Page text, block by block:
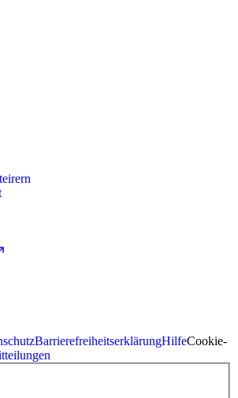
BarrierefreiheitserklärungHilfeCookie-